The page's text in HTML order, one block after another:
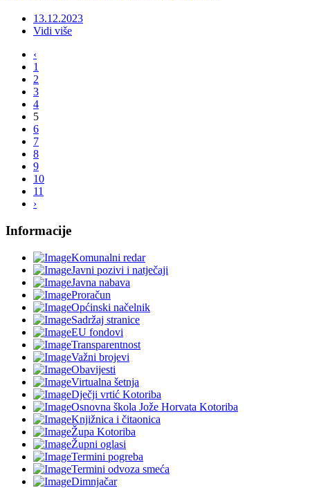
13.12.2023
Vidi više
‹
1
2
3
4
5
6
7
8
9
10
11
›
Informacije
Komunalni redar
Javni pozivi i natječaji
Javna nabava
Proračun
Općinski načelnik
Sadržaj stranice
EU fondovi
Transparentnost
Važni brojevi
Obavijesti
Virtualna šetnja
Dječji vrtić Kotoriba
Osnovna škola Jože Horvata Kotoriba
Knjižnica i čitaonica
Župa Kotoriba
Župni oglasi
Termini pogreba
Termini odvoza smeća
Dimnjačar